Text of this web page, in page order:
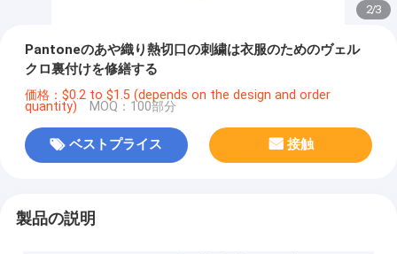
2/3
Pantoneのあや織り熱切口の刺繍は衣服のためのヴェル
クロ裏付けを修繕する
価格：$0.2 to $1.5 (depends on the design and order
quantity) MOQ：100部分
ベストプライス 接触
製品の説明